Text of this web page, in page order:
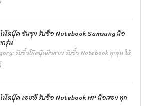
น๊ตบุ๊ค ซัมซุง รับซื้อ Notebook Samsung มือ
กรุ่น
รับซื้อโน๊ตบุ๊คมือสอง รับซื้อ Notebook ทุกรุ่น ให้
น๊ตบุ๊ค เอชพี รับซื้อ Notebook HP มือสอง ทุก